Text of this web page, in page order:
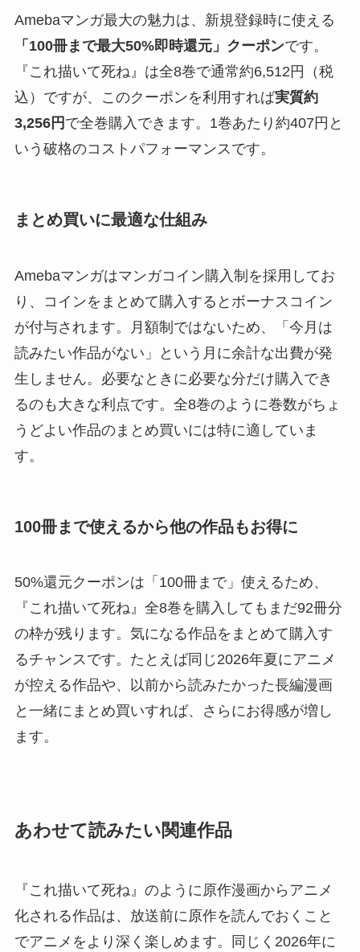
Amebaマンガ最大の魅力は、新規登録時に使える
「100冊まで最大50%即時還元」クーポンです。
『これ描いて死ね』は全8巻で通常約6,512円（税
込）ですが、このクーポンを利用すれば実質約
3,256円 で全巻購入できます。1巻あたり約407円と
いう破格のコストパフォーマンスです。
まとめ買いに最適な仕組み
Amebaマンガはマンガコイン購入制を採用してお
り、コインをまとめて購入するとボーナスコイン
が付与されます。月額制ではないため、「今月は
読みたい作品がない」という月に余計な出費が発
生しません。必要なときに必要な分だけ購入でき
るのも大きな利点です。全8巻のように巻数がちょ
うどよい作品のまとめ買いには特に適していま
す。
100冊まで使えるから他の作品もお得に
50%還元クーポンは「100冊まで」使えるため、
『これ描いて死ね』全8巻を購入してもまだ92冊分
の枠が残ります。気になる作品をまとめて購入す
るチャンスです。たとえば同じ2026年夏にアニメ
が控える作品や、以前から読みたかった長編漫画
と一緒にまとめ買いすれば、さらにお得感が増し
ます。
あわせて読みたい関連作品
『これ描いて死ね』のように原作漫画からアニメ
化される作品は、放送前に原作を読んでおくこと
でアニメをより深く楽しめます。同じく2026年に